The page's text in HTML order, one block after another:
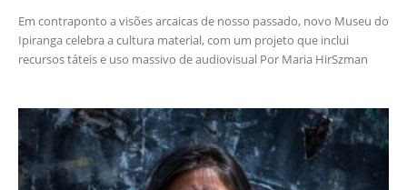
Em contraponto a visões arcaicas de nosso passado, novo Museu do
Ipiranga celebra a cultura material, com um projeto que inclui
recursos táteis e uso massivo de audiovisual Por Maria HirSzman